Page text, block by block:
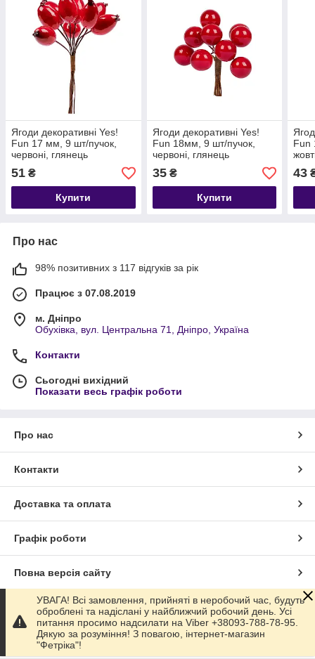
Ягоди декоративні Yes!
Fun 17 мм, 9 шт/пучок,
червоні, глянець
51 ₴
Купити
Ягоди декоративні Yes!
Fun 18мм, 9 шт/пучок,
червоні, глянець
35₴
Купити
Fun
43
Про нас
98% позитивних з 117 відгуків за рік
Працює з 07.08.2019
м. Дніпро
Обухівка, вул. Центральна 71, Дніпро, Україна
Контакти
Сьогодні вихідний
Показати весь графік роботи
Про нас
Контакти
Доставка та оплата
Графік роботи
Повна версія сайту
Сайт створено на маркетплейсіProm.ua
Політика конфіденційності
УВАГА! Всі замовлення, прийняті в неробочий час, будуть
оброблені та надіслані у найближчий робочий день. Усі
питання просимо надсилати на Viber +38093-788-78-95.
Дякую за розуміння! З повагою, інтернет-магазин
"Фетріка"!